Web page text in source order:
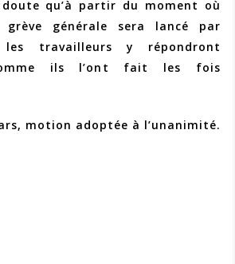
qu’à partir du moment où
générale sera lancé par
les travailleurs y répondront
ils l’ont fait les fois
motion adoptée à l’unanimité.